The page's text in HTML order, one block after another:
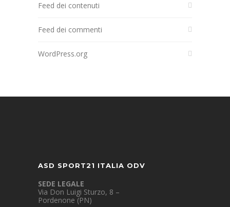
Feed dei contenuti
Feed dei commenti
WordPress.org
ASD SPORT21 ITALIA ODV
SEDE LEGALE
Via Don Luigi Sturzo, 8 –
Pordenone (PN)